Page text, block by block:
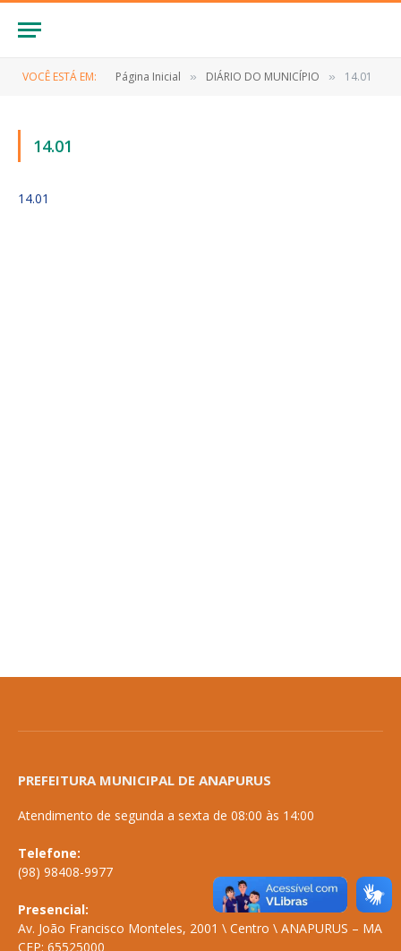
VOCÊ ESTÁ EM: Página Inicial » DIÁRIO DO MUNICÍPIO » 14.01
14.01
14.01
PREFEITURA MUNICIPAL DE ANAPURUS
Atendimento de segunda a sexta de 08:00 às 14:00
Telefone:
(98) 98408-9977
Presencial:
Av. João Francisco Monteles, 2001 \ Centro \ ANAPURUS – MA
CEP: 65525000